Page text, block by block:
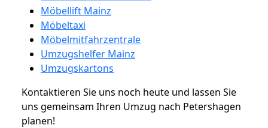
Möbellift Mainz
Möbeltaxi
Möbelmitfahrzentrale
Umzugshelfer Mainz
Umzugskartons
Kontaktieren Sie uns noch heute und lassen Sie
uns gemeinsam Ihren Umzug nach Petershagen
planen!